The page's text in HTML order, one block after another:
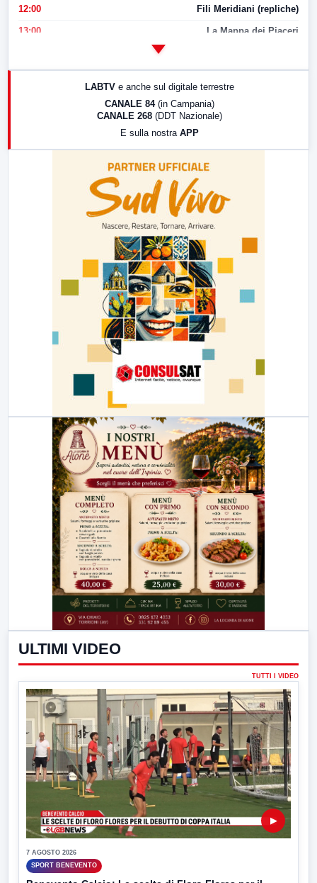
12:00 Fili Meridiani (repliche)
13:00 La Mappa dei Piaceri
LABTV e anche sul digitale terrestre
CANALE 84 (in Campania)
CANALE 268 (DDT Nazionale)
E sulla nostra APP
ULTIMI VIDEO
TUTTI I VIDEO
▶
7 AGOSTO 2026
SPORT BENEVENTO